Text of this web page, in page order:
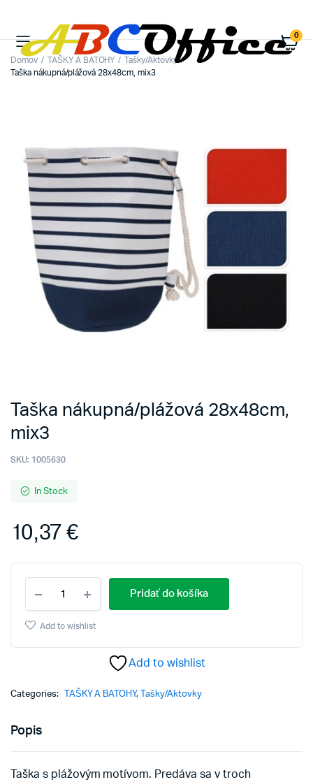
0
Domov TAŠKY A BATOHY
Tašky/Aktovky
Taška nákupná/plážová 28x48cm, mix3
Taška nákupná/plážová 28x48cm,
mix3
SKU: 1005630
In Stock
10,37€
nákupná/plážová
28x48cm,
mix3
Pridať do košíka
Add to wishlist
Add to wishlist
Categories: TAŠKY A BATOHY, Tašky/Aktovky
Popis
Taška s plážovým motívom. Predáva sa v troch